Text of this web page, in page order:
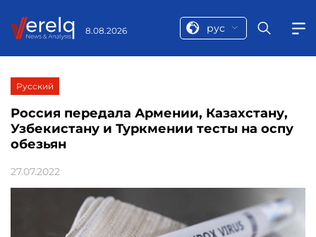
8.08.2026 рус
Русский
Россия передала Армении, Казахстану,
Узбекистану и Туркмении тесты на оспу
обезьян
27.07.2022